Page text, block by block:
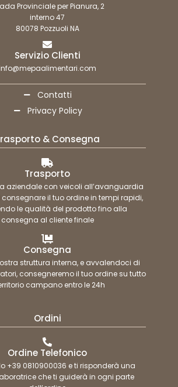
Provinciale per Pianura, 2
interno 47
80078 Pozzuoli NA
Servizio Clienti
Contatti
Privacy Policy
& Consegna
Trasporto
aziendale con veicoli all’avanguardia
il tuo ordine in tempi rapidi,
le qualità del prodotto fino alla
consegna al cliente finale
Consegna
struttura interna, e avvalendoci di
consegneremo il tuo ordine su tutto
campano entro le 24h
Ordini
Ordine Telefonico
+39 0810900036 e ti risponderà una
che ti guiderà in ogni parte